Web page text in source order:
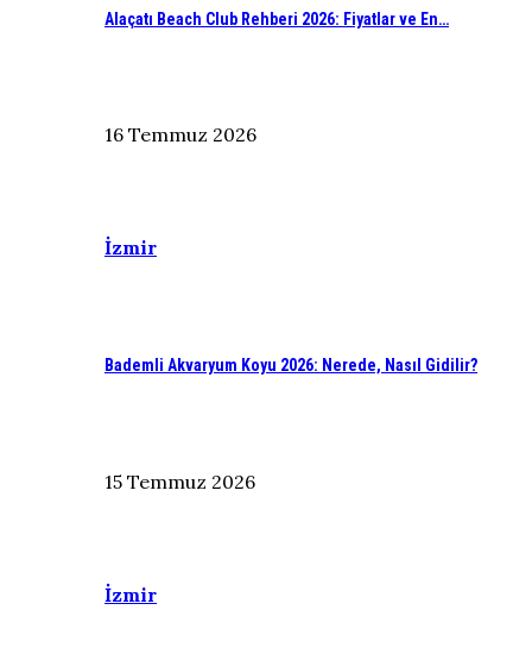
Alaçatı Beach Club Rehberi 2026: Fiyatlar ve En…
16 Temmuz 2026
İzmir
Bademli Akvaryum Koyu 2026: Nerede, Nasıl Gidilir?
15 Temmuz 2026
İzmir